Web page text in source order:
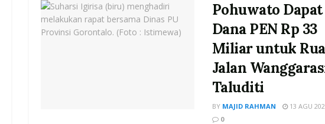
Pohuwato Dapat
Dana PEN Rp 33
Miliar untuk
Jalan
Taluditi
BY MAJID RAHMAN
13 AGU
0